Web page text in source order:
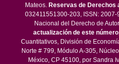
Mateos.
Reservas de Derechos
032411551300-203, ISSN:
Nacional del Derecho de Autor.
actualización de este número
Cuantitativos, División de
Norte # 799, Módulo A-305,
México, CP 45100, por Sandra